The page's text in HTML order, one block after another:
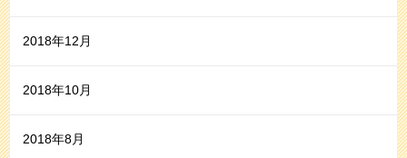
2018年12月
2018年10月
2018年8月